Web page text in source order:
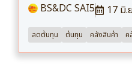
BS&DC SAI5
17 มิ.
ลดต้นทุน ต้นทุน คลังสินค้า ค